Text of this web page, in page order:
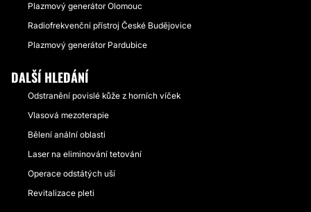
Plazmový generátor Olomouc
Radiofrekvenční přístroj České Budějovice
Plazmový generátor Pardubice
DALŠÍ HLEDÁNÍ
Odstranění povislé kůže z horních víček
Vlasová mezoterapie
Bělení anální oblasti
Laser na eliminování tetování
Operace odstátých uší
Revitalizace pleti